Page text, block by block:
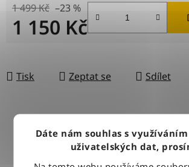
Dáte nám souhlas s
uživatelských dat,
1 499 Kč –23 %
1 150 Kč
Tisk Zeptat se Sdílet
DOPRAVA ZDARMA
Při nákupu nad 2500 Kč doručujeme